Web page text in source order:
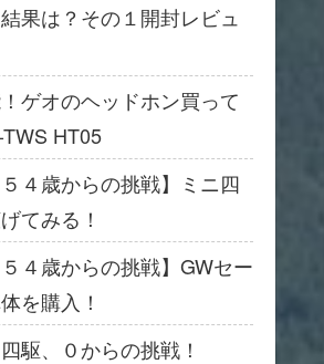
果は？その１開封レビュ
ゲオのヘッドホン買って
HT05
５４歳からの挑戦】ミニ四
てみる！
５４歳からの挑戦】GWセー
を購入！
駆、０からの挑戦！